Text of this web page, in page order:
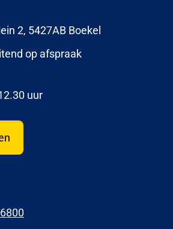
2, 5427AB Boekel
op afspraak
uur